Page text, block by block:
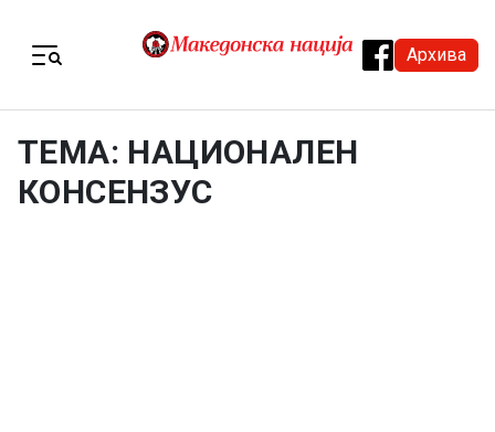
Архива
ТЕМА: НАЦИОНАЛЕН
КОНСЕНЗУС